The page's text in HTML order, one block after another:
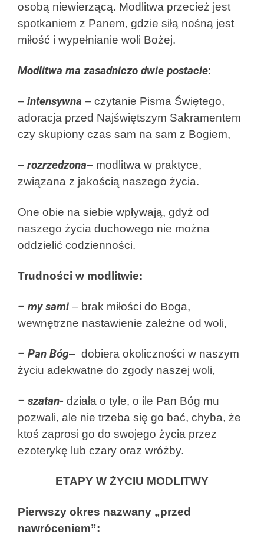
osobą niewierzącą. Modlitwa przecież jest
spotkaniem z Panem, gdzie siłą nośną jest
miłość i wypełnianie woli Bożej.
Modlitwa ma zasadniczo dwie postacie:
– intensywna – czytanie Pisma Świętego,
adoracja przed Najświętszym Sakramentem
czy skupiony czas sam na sam z Bogiem,
– rozrzedzona– modlitwa w praktyce,
związana z jakością naszego życia.
One obie na siebie wpływają, gdyż od
naszego życia duchowego nie można
oddzielić codzienności.
Trudności w modlitwie:
– my sami – brak miłości do Boga,
wewnętrzne nastawienie zależne od woli,
– Pan Bóg– dobiera okoliczności w naszym
życiu adekwatne do zgody naszej woli,
– szatan- działa o tyle, o ile Pan Bóg mu
pozwali, ale nie trzeba się go bać, chyba, że
ktoś zaprosi go do swojego życia przez
ezoterykę lub czary oraz wróżby.
ETAPY W ŻYCIU MODLITWY
Pierwszy okres nazwany „przed
nawróceniem”: